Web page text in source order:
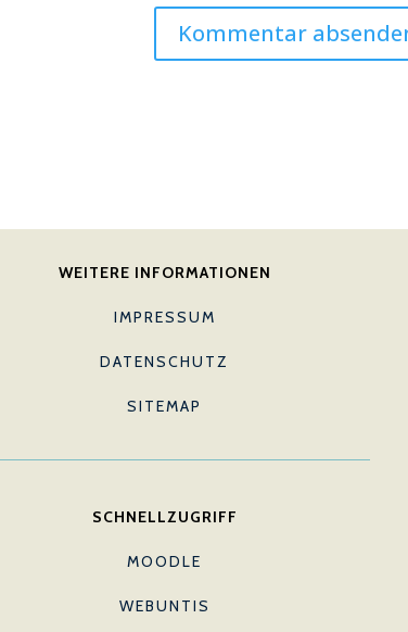
WEITERE INFORMATIONEN
IMPRESSUM
DATENSCHUTZ
SITEMAP
SCHNELLZUGRIFF
MOODLE
WEBUNTIS